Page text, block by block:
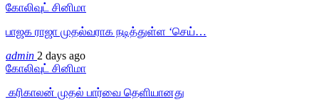
கோலிவுட் சினிமா
பாஜக ராஜா முதல்வராக நடித்துள்ள ‘செய்…
admin 2 days ago
கோலிவுட் சினிமா
‎ கரிகாலன் முதல் பார்வை தெளியானது